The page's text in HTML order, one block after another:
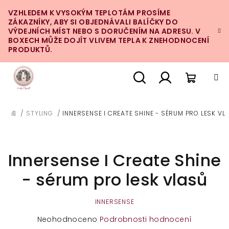
na
obsah
VZHLEDEM K VYSOKÝM TEPLOTÁM PROSÍME
ZÁKAZNÍKY, ABY SI OBJEDNÁVALI BALÍČKY DO
VÝDEJNÍCH MÍST NEBO S DORUČENÍM NA ADRESU. V
BOXECH MŮŽE DOJÍT VLIVEM TEPLA K ZNEHODNOCENÍ
PRODUKTŮ.
DOMŮ
/ STYLING / INNERSENSE I CREATE SHINE - SÉRUM PRO LESK
Innersense I Create Shine
- sérum pro lesk vlasů
INNERSENSE
Průměrné
Neohodnoceno Podrobnosti hodnocení